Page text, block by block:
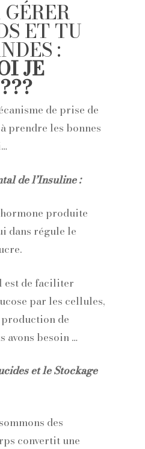
ET TU
:
JE
de prise de
prendre les bonnes
de l’Insuline :
produite
dans régule le
de faciliter
par les cellules,
de
avons besoin …
et le Stockage
des
convertit une